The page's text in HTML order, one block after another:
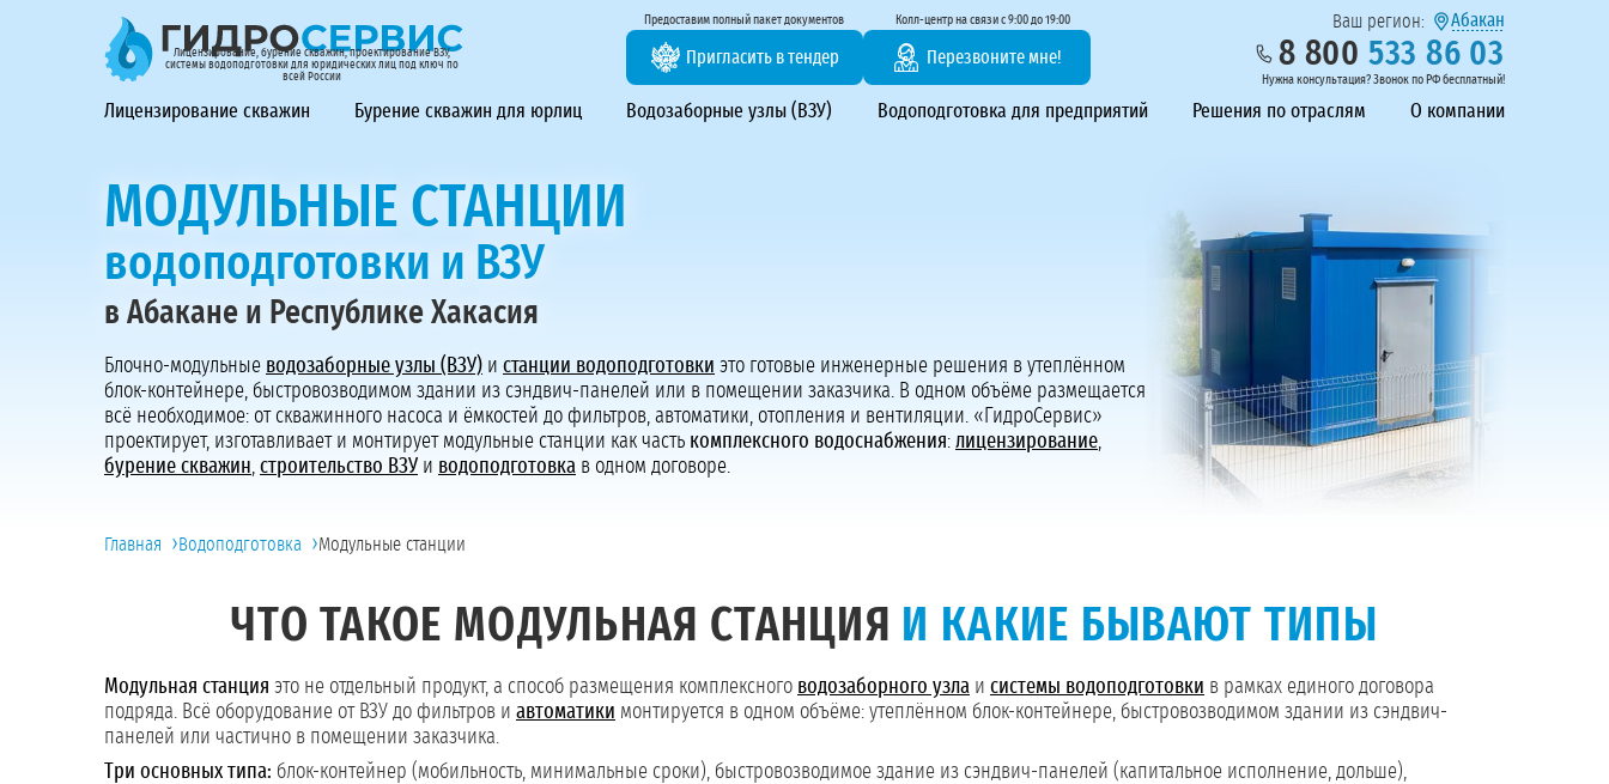
Лицензирование, бурение скважин, проектирование ВЗУ,
системы водоподготовки для юридических лиц под ключ по
всей России
Предоставим полный пакет документов
Пригласить в тендер
Колл-центр на связи с 9:00 до 19:00
Перезвоните мне!
Ваш регион: Абакан
8 800 533 86 03
Нужна консультация? Звонок по РФ бесплатный!
ГидроСервис - лицензирование, бурение скважин, проектирование ВЗУ, системы водоподготовки
Лицензирование скважин Бурение скважин для юрлиц Водозаборные узлы (ВЗУ) Водоподготовка для предприятий Решения по отраслям О компании
МОДУЛЬНЫЕ СТАНЦИИ
водоподготовки и ВЗУ
в Абакане и Республике Хакасия
Блочно-модульные водозаборные узлы (ВЗУ) и станции водоподготовки это готовые инженерные решения в утеплённом
блок-контейнере, быстровозводимом здании из сэндвич-панелей или в помещении заказчика. В одном объёме размещается
всё необходимое: от скважинного насоса и ёмкостей до фильтров, автоматики, отопления и вентиляции. «ГидроСервис»
проектирует, изготавливает и монтирует модульные станции как часть комплексного водоснабжения: лицензирование,
бурение скважин, строительство ВЗУ и водоподготовка в одном договоре.
Пригласить в тендер
Колл-центр на связи с 9:00 до 19:00
Перезвоните нам
Главная ›Водоподготовка ›Модульные станции
ЧТО ТАКОЕ МОДУЛЬНАЯ СТАНЦИЯ И КАКИЕ БЫВАЮТ ТИПЫ
Модульная станция это не отдельный продукт, а способ размещения комплексного водозаборного узла и системы водоподготовки в рамках единого договора
подряда. Всё оборудование от ВЗУ до фильтров и автоматики монтируется в одном объёме: утеплённом блок-контейнере, быстровозводимом здании из сэндвич-
панелей или частично в помещении заказчика.
Три основных типа: блок-контейнер (мобильность, минимальные сроки), быстровозводимое здание из сэндвич-панелей (капитальное исполнение, дольше),